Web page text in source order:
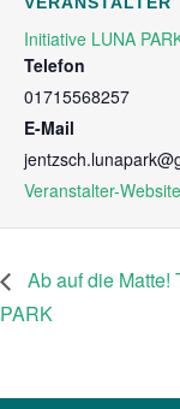
Initiative LUNA
Telefon
01715568257
E-Mail
Veranstalter-
Ab auf die Matte!
PARK